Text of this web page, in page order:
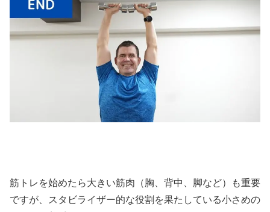
筋トレを始めたら大きい筋肉（胸、背中、脚など）も重要
ですが、スタビライザー的な役割を果たしている小さめの